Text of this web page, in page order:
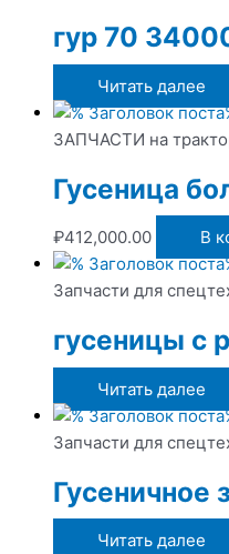
гур 70
Читать далее
ЗАПЧАСТИ на
Гусеница
₽412,000.00 В
Запчасти для
гусеницы с
Читать далее
Запчасти для
Гусеничное
Читать далее